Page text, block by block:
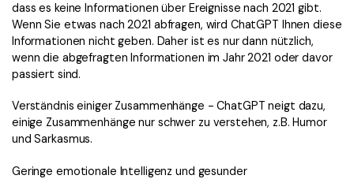
dass es keine Informationen über Ereignisse nach 2021 gibt.
Wenn Sie etwas nach 2021 abfragen, wird ChatGPT Ihnen diese
Informationen nicht geben. Daher ist es nur dann nützlich,
wenn die abgefragten Informationen im Jahr 2021 oder davor
passiert sind.
Verständnis einiger Zusammenhänge - ChatGPT neigt dazu,
einige Zusammenhänge nur schwer zu verstehen, z.B. Humor
und Sarkasmus.
Geringe emotionale Intelligenz und gesunder